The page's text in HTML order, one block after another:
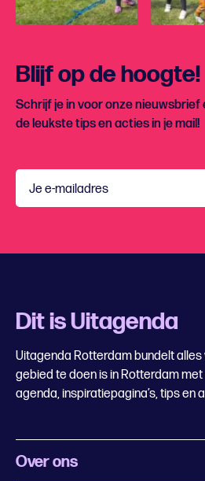
Blijf op de hoogte!
Schrijf je in voor onze nieuwsbrief
de leukste tips en acties in je mail!
Je e-mailadres
Dit is Uitagenda
Uitagenda Rotterdam bundelt
gebied te doen is in Rotterdam
agenda, inspiratiepagina’s, tips en
Over ons